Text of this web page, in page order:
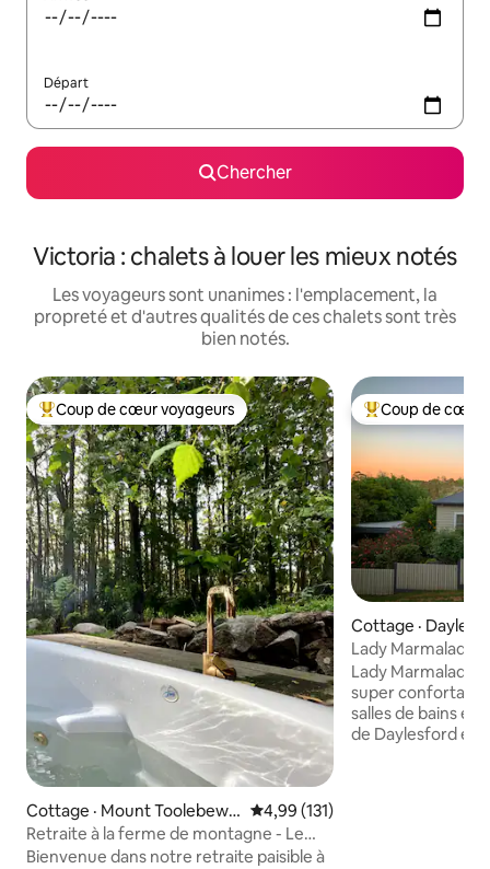
Départ
Chercher
Victoria : chalets à louer les mieux notés
Les voyageurs sont unanimes : l'emplacement, la
propreté et d'autres qualités de ces chalets sont très
bien notés.
Coup de cœur voyageurs parmi les plus aimés
Coup de cœur voyageurs
Cottage · Mount Toolebewo
ng
Note moyenne de 4,99 sur 5,
4,99 (131)
Retraite à la ferme de montagne - Le
Cottage
Bienvenue dans notre retraite paisible à
Coup de cœur
Coup de cœur
Cottage ·
Lady Marmalade
de luxe
Lady Marmalade
super confortable
salles de bains et
de Daylesford et